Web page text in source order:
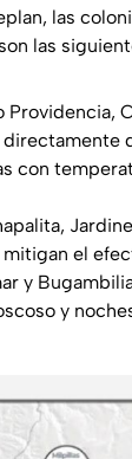
las
las
Providencia,
con
el
y
y